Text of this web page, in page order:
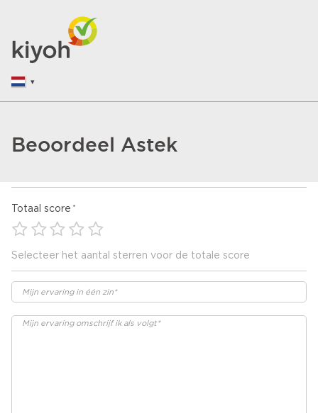
Beoordeel Astek
Totaal score
Selecteer het aantal sterren voor de totale score